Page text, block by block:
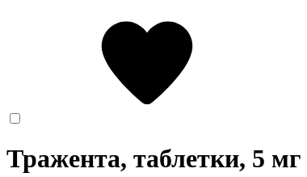
Тражента, таблетки, 5 мг